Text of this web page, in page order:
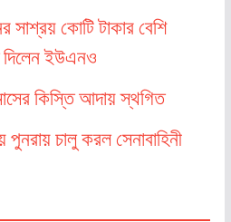
সাশ্রয় কোটি টাকার বেশি
দিলেন ইউএনও
কিস্তি আদায় স্থগিত
পুনরায় চালু করল সেনাবাহিনী